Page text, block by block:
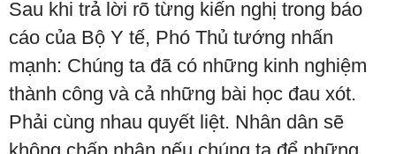
Sau khi trả lời rõ từng kiến nghị trong báo
cáo của Bộ Y tế, Phó Thủ tướng nhấn
mạnh: Chúng ta đã có những kinh nghiệm
thành công và cả những bài học đau xót.
Phải cùng nhau quyết liệt. Nhân dân sẽ